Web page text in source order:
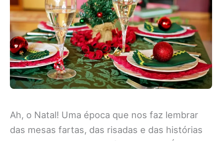
Ah, o Natal! Uma época que nos faz lembrar
das mesas fartas, das risadas e das histórias